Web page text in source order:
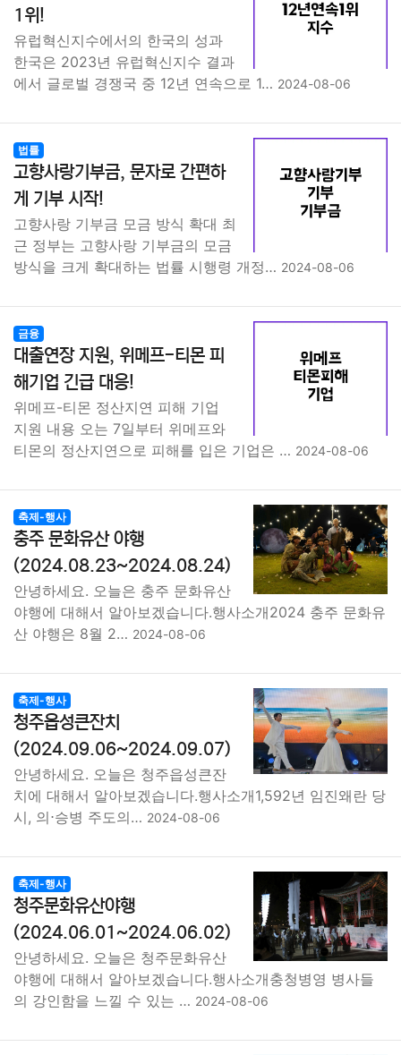
1위!
유럽혁신지수에서의 한국의 성과
한국은 2023년 유럽혁신지수 결과
에서 글로벌 경쟁국 중 12년 연속으로 1… 2024-08-06
법률
고향사랑기부금, 문자로 간편하
게 기부 시작!
고향사랑 기부금 모금 방식 확대 최
근 정부는 고향사랑 기부금의 모금
방식을 크게 확대하는 법률 시행령 개정… 2024-08-06
금융
대출연장 지원, 위메프-티몬 피
해기업 긴급 대응!
위메프-티몬 정산지연 피해 기업
지원 내용 오는 7일부터 위메프와
티몬의 정산지연으로 피해를 입은 기업은 … 2024-08-06
축제-행사
충주 문화유산 야행
(2024.08.23~2024.08.24)
안녕하세요. 오늘은 충주 문화유산
야행에 대해서 알아보겠습니다.행사소개2024 충주 문화유
산 야행은 8월 2… 2024-08-06
축제-행사
청주읍성큰잔치
(2024.09.06~2024.09.07)
안녕하세요. 오늘은 청주읍성큰잔
치에 대해서 알아보겠습니다.행사소개1,592년 임진왜란 당
시, 의⋅승병 주도의… 2024-08-06
축제-행사
청주문화유산야행
(2024.06.01~2024.06.02)
안녕하세요. 오늘은 청주문화유산
야행에 대해서 알아보겠습니다.행사소개충청병영 병사들
의 강인함을 느낄 수 있는 … 2024-08-06